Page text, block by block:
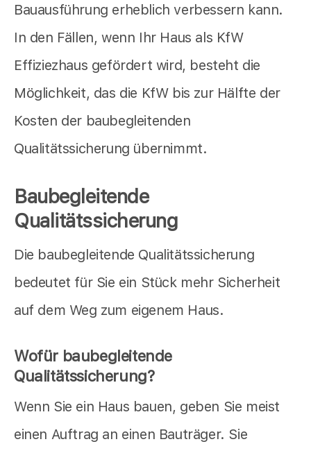
Bauausführung erheblich verbessern kann.
In den Fällen, wenn Ihr Haus als KfW
Effiziezhaus gefördert wird, besteht die
Möglichkeit, das die KfW bis zur Hälfte der
Kosten der baubegleitenden
Qualitätssicherung übernimmt.
Baubegleitende
Qualitätssicherung
Die baubegleitende Qualitätssicherung
bedeutet für Sie ein Stück mehr Sicherheit
auf dem Weg zum eigenem Haus.
Wofür baubegleitende
Qualitätssicherung?
Wenn Sie ein Haus bauen, geben Sie meist
einen Auftrag an einen Bauträger. Sie